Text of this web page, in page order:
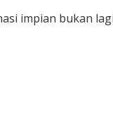
impian bukan